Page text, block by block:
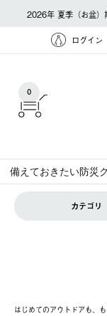
2026年 夏季（お盆）
ログイン
0
カテゴリ
はじめてのアウトドアも、